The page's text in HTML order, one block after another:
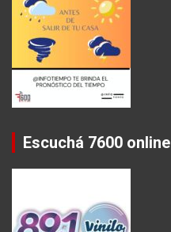
Escuchá 7600 online